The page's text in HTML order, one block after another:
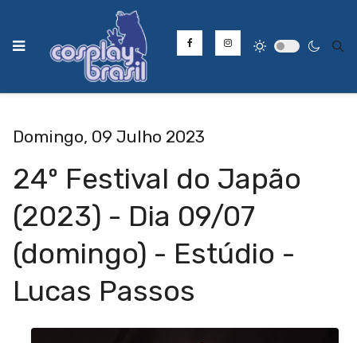
Domingo, 09 Julho 2023
24º Festival do Japão
(2023) - Dia 09/07
(domingo) - Estúdio -
Lucas Passos